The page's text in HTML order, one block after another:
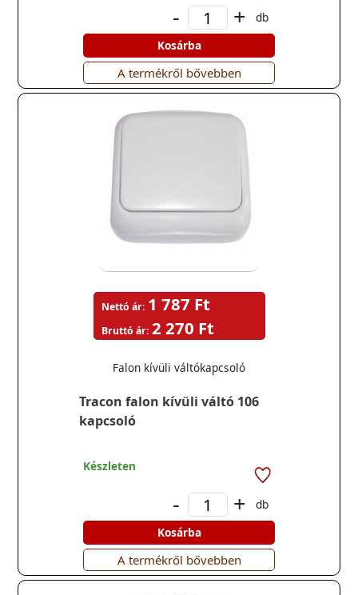
- +
db
Kosárba
A termékről bővebben
Tracon falon kívüli váltó 106
kapcsoló
Falon kívüli váltókapcsoló
Nettó ár: 1 787 Ft
Bruttó ár: 2 270 Ft
Készleten
- +
db
Kosárba
A termékről bővebben